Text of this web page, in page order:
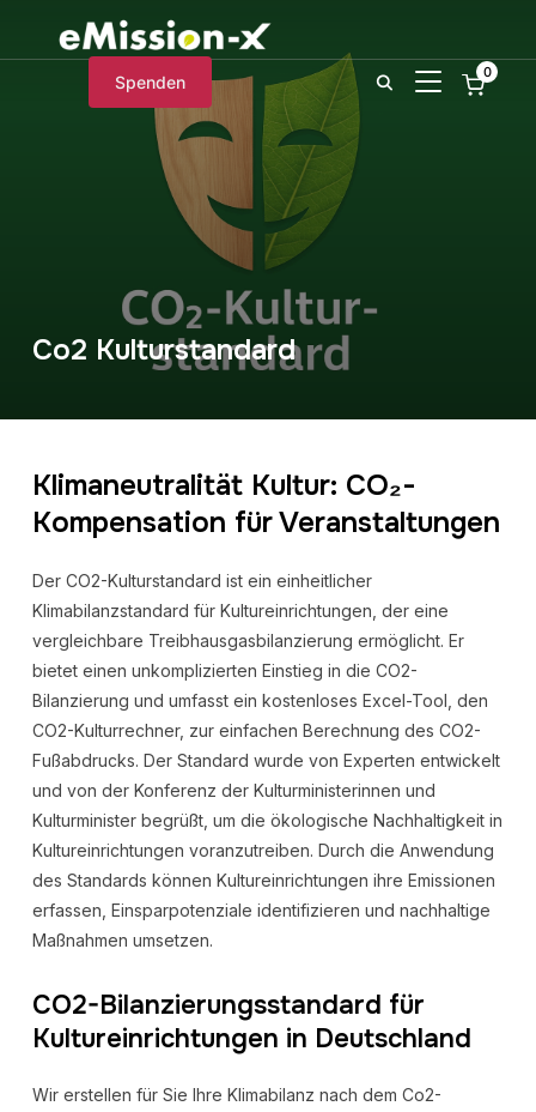
Spenden 0
Co2 Kulturstandard
Klimaneutralität Kultur: CO₂-
Kompensation für Veranstaltungen
Der CO2-Kulturstandard ist ein einheitlicher
Klimabilanzstandard für Kultureinrichtungen, der eine
vergleichbare Treibhausgasbilanzierung ermöglicht. Er
bietet einen unkomplizierten Einstieg in die CO2-
Bilanzierung und umfasst ein kostenloses Excel-Tool, den
CO2-Kulturrechner, zur einfachen Berechnung des CO2-
Fußabdrucks. Der Standard wurde von Experten entwickelt
und von der Konferenz der Kulturministerinnen und
Kulturminister begrüßt, um die ökologische Nachhaltigkeit in
Kultureinrichtungen voranzutreiben. Durch die Anwendung
des Standards können Kultureinrichtungen ihre Emissionen
erfassen, Einsparpotenziale identifizieren und nachhaltige
Maßnahmen umsetzen.
CO2-Bilanzierungsstandard für
Kultureinrichtungen in Deutschland
Wir erstellen für Sie Ihre Klimabilanz nach dem Co2-